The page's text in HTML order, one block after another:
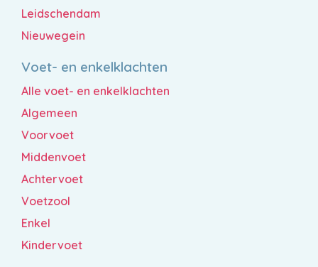
Leidschendam
Nieuwegein
Voet- en enkelklachten
Alle voet- en enkelklachten
Algemeen
Voorvoet
Middenvoet
Achtervoet
Voetzool
Enkel
Kindervoet